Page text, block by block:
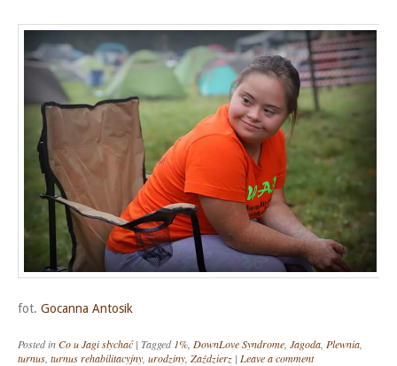
fot. Gocanna Antosik
Posted inCo u Jagi słychać | Tagged 1% DownLove Syndrome Jagoda Plewnia
turnus turnus rehabilitacyjny urodziny Zaździerz | Leave a comment